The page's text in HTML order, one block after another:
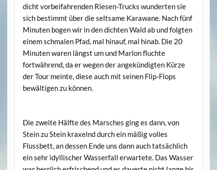
dicht vorbeifahrenden Riesen-Trucks wunderten sie
sich bestimmt über die seltsame Karawane. Nach fünf
Minuten bogen wir in den dichten Wald ab und folgten
einem schmalen Pfad, mal hinauf, mal hinab. Die 20
Minuten waren längst um und Marlon fluchte
fortwährend, da er wegen der angekündigten Kürze
der Tour meinte, diese auch mit seinen Flip-Flops
bewältigen zu können.
Die zweite Hälfte des Marsches ging es dann, von
Stein zu Stein kraxelnd durch ein mäßig volles
Flussbett, an dessen Ende uns dann auch tatsächlich
ein sehr idyllischer Wasserfall erwartete. Das Wasser